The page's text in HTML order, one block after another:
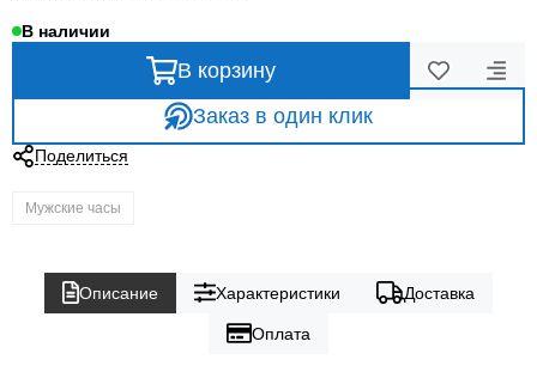
В наличии
В корзину
Заказ в один клик
Поделиться
Мужские часы
Описание Характеристики Доставка
Оплата